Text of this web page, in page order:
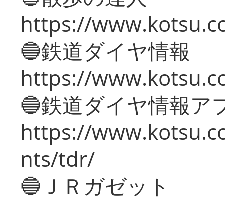
https://
🔵鉄道ダイヤ情報
https://
🔵鉄道ダイヤ情報ア
https://
nts/tdr/
🔵ＪＲガゼット